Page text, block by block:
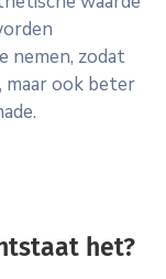
nemen, zodat
ook beter
het?